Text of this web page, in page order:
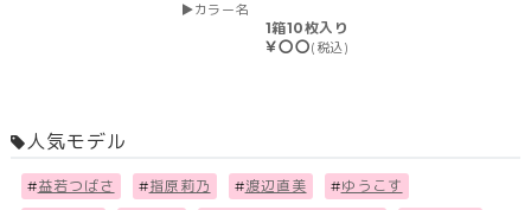
カラー名
1箱10枚入り
￥〇〇(税込)
人気モデル
#益若つばさ #指原莉乃 #渡辺直美 #ゆうこす